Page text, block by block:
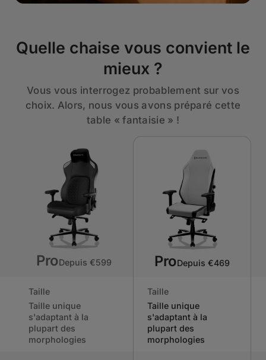
Quelle chaise vous convient le
mieux ?
Vous vous interrogez probablement sur vos
choix. Alors, nous vous avons préparé cette
table « fantaisie » !
ProDepuis €599 ProDepuis €469
Taille
Taille unique
s'adaptant à la
plupart des
morphologies
Taille
Taille unique
s'adaptant à la
plupart des
morphologies